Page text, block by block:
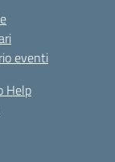
eventi
Help